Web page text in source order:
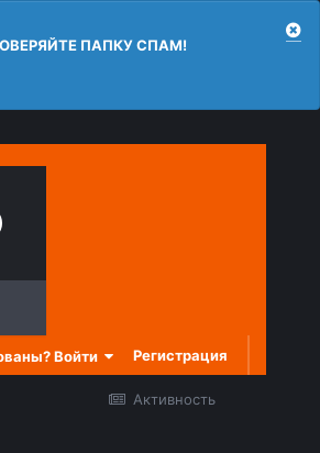
ПАПКУ СПАМ!
Войти Регистрация
Активность